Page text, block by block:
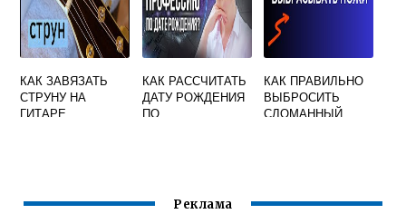
КАК ЗАВЯЗАТЬ
СТРУНУ НА
ГИТАРЕ
КАК РАССЧИТАТЬ
ДАТУ РОЖДЕНИЯ
ПО
КАК ПРАВИЛЬНО
ВЫБРОСИТЬ
СЛОМАННЫЙ
Реклама